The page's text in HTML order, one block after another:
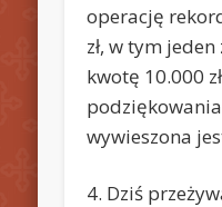
operację
zł, w tym
kwotę 10.000
wywieszona
4. Dziś